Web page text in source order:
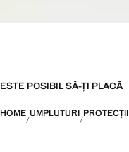
ESTE POSIBIL SĂ-ȚI PLACĂ
HOME UMPLUTURI PROTECȚII